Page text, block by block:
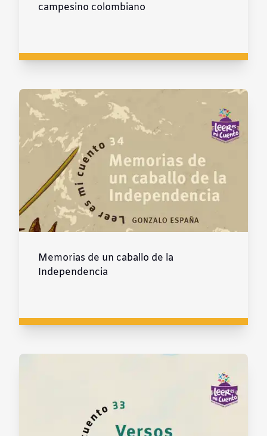
campesino colombiano
Memorias de un caballo de la
Independencia